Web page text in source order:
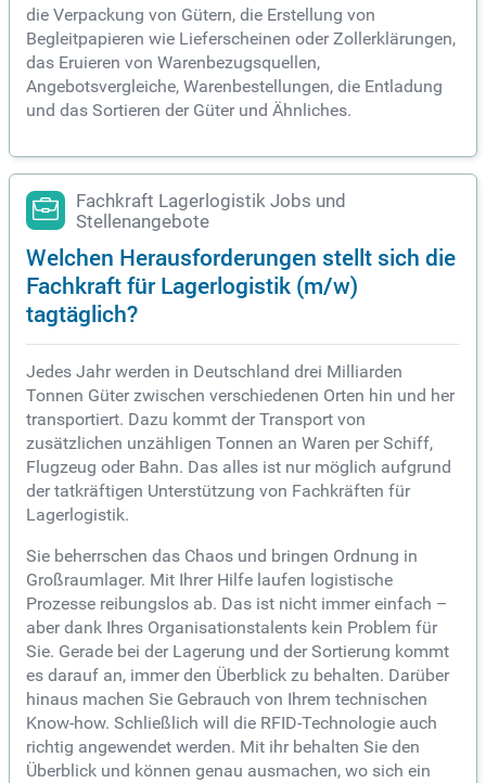
die Verpackung von Gütern, die Erstellung von
Begleitpapieren wie Lieferscheinen oder Zollerklärungen,
das Eruieren von Warenbezugsquellen,
Angebotsvergleiche, Warenbestellungen, die Entladung
und das Sortieren der Güter und Ähnliches.
Fachkraft Lagerlogistik Jobs und
Stellenangebote
Welchen Herausforderungen stellt sich die
Fachkraft für Lagerlogistik (m/w)
tagtäglich?
Jedes Jahr werden in Deutschland drei Milliarden
Tonnen Güter zwischen verschiedenen Orten hin und her
transportiert. Dazu kommt der Transport von
zusätzlichen unzähligen Tonnen an Waren per Schiff,
Flugzeug oder Bahn. Das alles ist nur möglich aufgrund
der tatkräftigen Unterstützung von Fachkräften für
Lagerlogistik.
Sie beherrschen das Chaos und bringen Ordnung in
Großraumlager. Mit Ihrer Hilfe laufen logistische
Prozesse reibungslos ab. Das ist nicht immer einfach –
aber dank Ihres Organisationstalents kein Problem für
Sie. Gerade bei der Lagerung und der Sortierung kommt
es darauf an, immer den Überblick zu behalten. Darüber
hinaus machen Sie Gebrauch von Ihrem technischen
Know-how. Schließlich will die RFID-Technologie auch
richtig angewendet werden. Mit ihr behalten Sie den
Überblick und können genau ausmachen, wo sich ein